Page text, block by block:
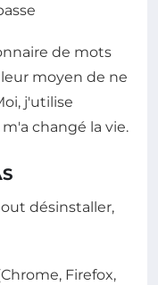
de mots
moyen de ne
j'utilise
changé la vie.
désinstaller,
Firefox,